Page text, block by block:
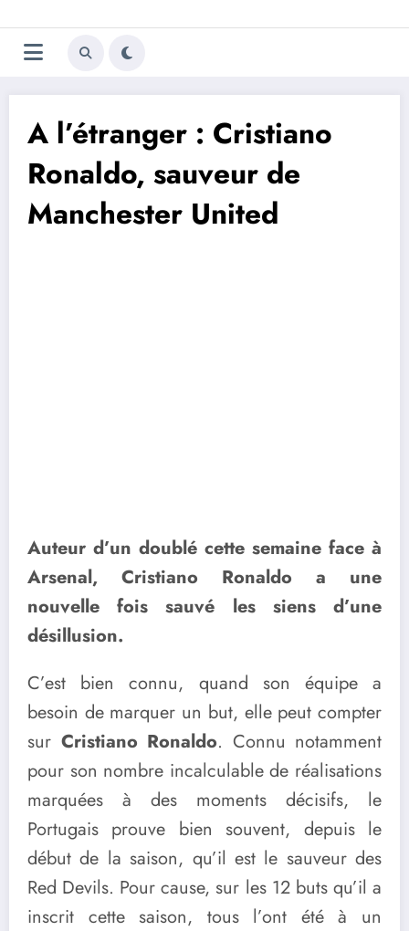
au
contenu
Trivela
L'actualité du football
A l’étranger : Cristiano
Ronaldo, sauveur de
Manchester United
Auteur d’un doublé cette semaine face à
Arsenal, Cristiano Ronaldo a une
nouvelle fois sauvé les siens d’une
désillusion.
C’est bien connu, quand son équipe a
besoin de marquer un but, elle peut compter
sur Cristiano Ronaldo. Connu notamment
pour son nombre incalculable de réalisations
marquées à des moments décisifs, le
Portugais prouve bien souvent, depuis le
début de la saison, qu’il est le sauveur des
Red Devils. Pour cause, sur les 12 buts qu’il a
inscrit cette saison, tous l’ont été à un